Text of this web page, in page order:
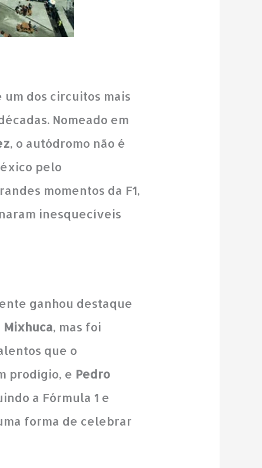
um dos circuitos mais
Nomeado em
, o autódromo não é
pelo
momentos da F1,
inesquecíveis
ganhou destaque
Mixhuca, mas foi
que o
prodígio, e Pedro
a Fórmula 1 e
forma de celebrar